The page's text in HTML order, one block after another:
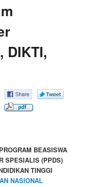
DIKTI,
BEASISWA
SPESIALIS (PPDS)
TINGGI
NASIONAL